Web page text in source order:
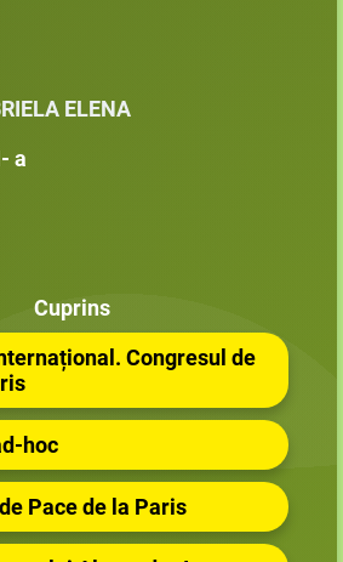
ELENA
a
Cuprins
Congresul de
hoc
Pace de la Paris